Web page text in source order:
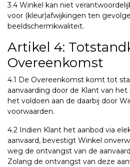
3.4 Winkel kan niet
voor (kleur)afwijkingen ten
beeldschermkwaliteit.
Artikel 4:
Overeenkomst
4.1 De Overeenkomst komt tot
aanvaarding door de Klant van
het voldoen aan de daarbij door
voorwaarden.
4.2 Indien Klant het aanbod via
aanvaard, bevestigt Winkel
weg de ontvangst van de
Zolang de ontvangst van deze